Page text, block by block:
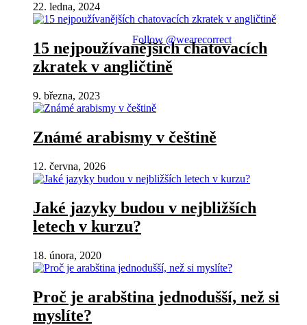
22. ledna, 2024
15 nejpoužívanějších chatovacích
zkratek v angličtině
9. března, 2023
Známé arabismy v češtině
12. června, 2026
Jaké jazyky budou v nejbližších
letech v kurzu?
18. února, 2020
Proč je arabština jednodušší, než si
myslíte?
Follow @wearecorrect